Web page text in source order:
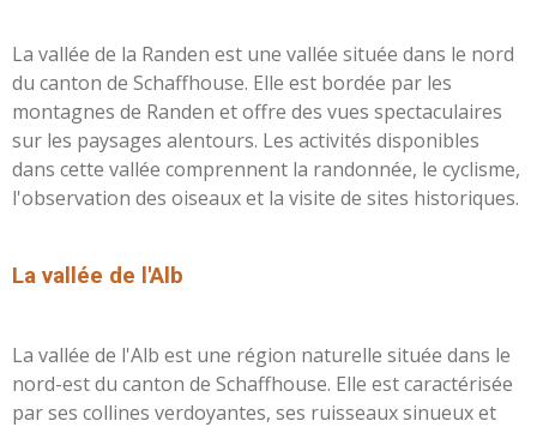
La vallée de la Randen est une vallée située dans le nord
du canton de Schaffhouse. Elle est bordée par les
montagnes de Randen et offre des vues spectaculaires
sur les paysages alentours. Les activités disponibles
dans cette vallée comprennent la randonnée, le cyclisme,
l'observation des oiseaux et la visite de sites historiques.
La vallée de l'Alb
La vallée de l'Alb est une région naturelle située dans le
nord-est du canton de Schaffhouse. Elle est caractérisée
par ses collines verdoyantes, ses ruisseaux sinueux et